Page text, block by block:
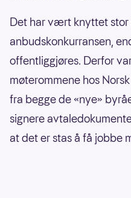
Det har vært knyttet stor
anbudskonkurransen,
offentliggjøres. Derfor
møterommene hos
fra begge de «nye»
signere
at det er stas å få jobbe